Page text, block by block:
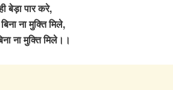
बेड़ा पार करे,
ना मुक्ति मिले,
ना मुक्ति मिले।।